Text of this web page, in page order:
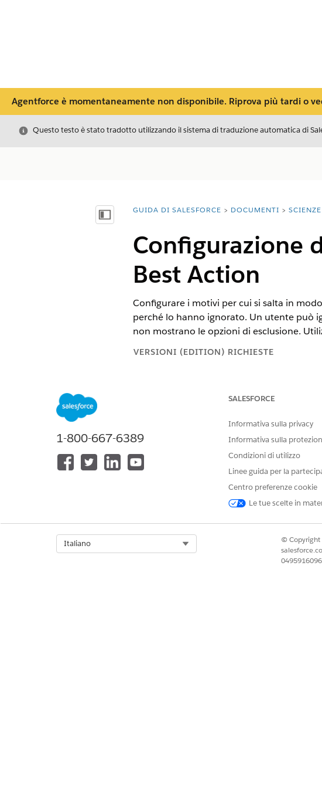
Agentforce è momentaneamente non disponibile. Riprova più tardi o
Chiudi
Questo testo è stato tradotto utilizzando il sistema di traduzione automatica di
Mostra sommario
Ti trovi qui:
GUIDA DI SALESFORCE DOCUMENTI
Configurazione
Best Action
Configurare i motivi per cui si salta in
perché lo hanno ignorato. Un utente può
non mostrano le opzioni di esclusione.
VERSIONI (EDITION) RICHIESTE
EnterpriseEdition e
Per configurare le Next Best Action di Scienze
Da Imposta, fare clicsu Gestore oggettie
In Salta valori elenco di selezione motivo,
Salva le modifiche.
1-800-667-6389
SALESFORCE
Informativa sulla privacy
Informativa sulla
Condizioni di utilizzo
Linee guida per la
Centro preferenze cookie
Le tue scelte in
Italiano
© Copyright